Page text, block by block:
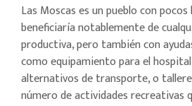
Las Moscas es un pueblo con
beneficiaría notablemente de
productiva, pero también con
como equipamiento para el
alternativos de transporte, o
número de actividades recreativas